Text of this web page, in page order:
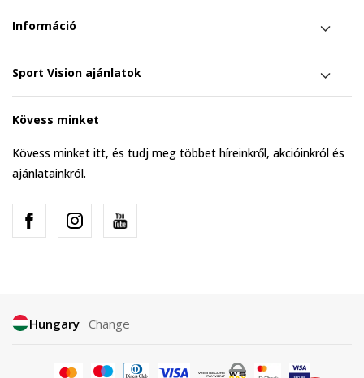
Információ
Sport Vision ajánlatok
Kövess minket
Kövess minket itt, és tudj meg többet híreinkről, akcióinkról és
ajánlatainkról.
Hungary Change